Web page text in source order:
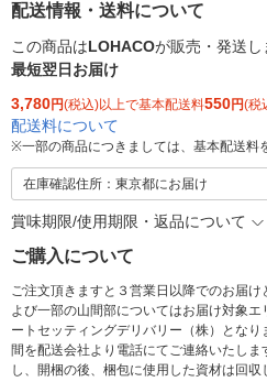
配送情報・送料について
この商品はLOHACOが販売・発送し
最短翌日お届け
3,780円(税込)以上で基本配送料550円(税
配送料について
※一部の商品につきましては、基本配送料
在庫確認住所：東京都にお届け
賞味期限/使用期限・返品について
ご購入について
ご注文頂きますと３営業日以降でのお届
よび一部の山間部についてはお届け対象
ートセッティングデリバリー（株）とな
間を配送会社より電話にてご連絡いたし
し、開梱の後、梱包に使用した資材は回